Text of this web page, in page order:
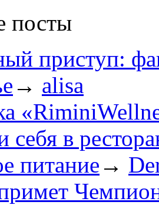
посты
приступ:
→ alisa
себя в
питание →